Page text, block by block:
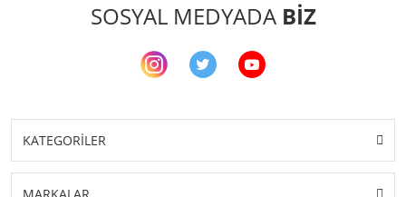
SOSYAL MEDYADA BİZ
KATEGORİLER